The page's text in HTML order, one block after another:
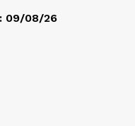
09/08/26